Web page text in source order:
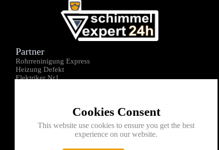
Cookies Consent
This website use cookies to ensure you get the best
experience on our website.
Partner
Rohrreninigung Express
Heizung Defekt
Elektriker Nr1
Kontakt